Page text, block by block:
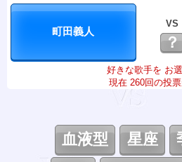
VS
？
好きな歌手を お
現在 260回の投
血液型
星座